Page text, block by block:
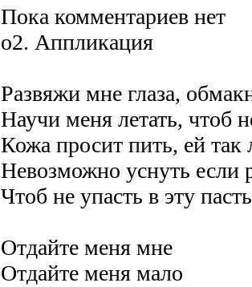
Пока комментариев нет
o2. Аппликация
Развяжи мне глаза,
Научи меня летать, чтоб
Кожа просит пить, ей так
Невозможно уснуть если
Чтоб не упасть в эту пасть
Отдайте меня мне
Отдайте меня мало